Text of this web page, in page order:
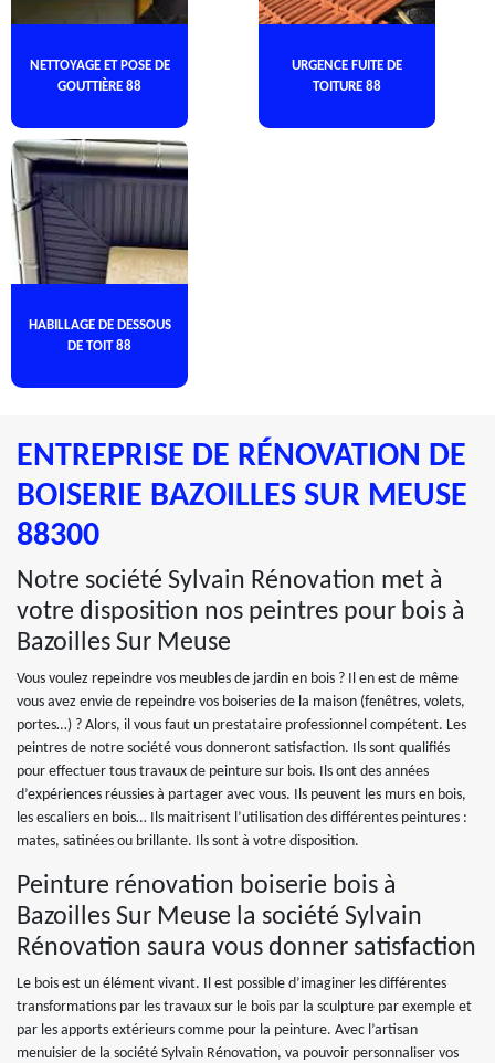
NETTOYAGE ET POSE DE
GOUTTIÈRE 88
URGENCE FUITE DE
TOITURE 88
HABILLAGE DE DESSOUS
DE TOIT 88
ENTREPRISE DE RÉNOVATION DE
BOISERIE BAZOILLES SUR MEUSE
88300
Notre société Sylvain Rénovation met à
votre disposition nos peintres pour bois à
Bazoilles Sur Meuse
Vous voulez repeindre vos meubles de jardin en bois ? Il en est de même
vous avez envie de repeindre vos boiseries de la maison (fenêtres, volets,
portes…) ? Alors, il vous faut un prestataire professionnel compétent. Les
peintres de notre société vous donneront satisfaction. Ils sont qualifiés
pour effectuer tous travaux de peinture sur bois. Ils ont des années
d’expériences réussies à partager avec vous. Ils peuvent les murs en bois,
les escaliers en bois… Ils maitrisent l’utilisation des différentes peintures :
mates, satinées ou brillante. Ils sont à votre disposition.
Peinture rénovation boiserie bois à
Bazoilles Sur Meuse la société Sylvain
Rénovation saura vous donner satisfaction
Le bois est un élément vivant. Il est possible d’imaginer les différentes
transformations par les travaux sur le bois par la sculpture par exemple et
par les apports extérieurs comme pour la peinture. Avec l’artisan
menuisier de la société Sylvain Rénovation, va pouvoir personnaliser vos